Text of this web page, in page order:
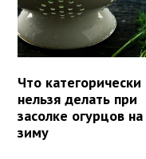
Что категорически
нельзя делать при
засолке огурцов на
зиму